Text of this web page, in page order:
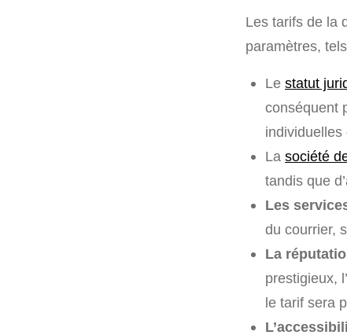
Les tarifs de la
paramètres,
Le statut
conséquent
individuelles
La société
tandis que
Les
du courrier,
La
prestigieux,
le tarif sera